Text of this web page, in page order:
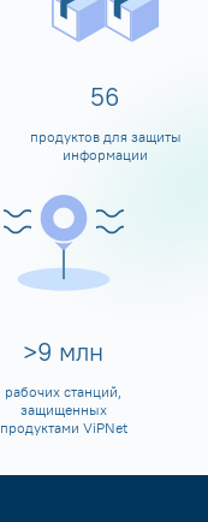
60
продуктов для защиты
информации
>10 млн
рабочих станций,
защищенных
продуктами ViPNet